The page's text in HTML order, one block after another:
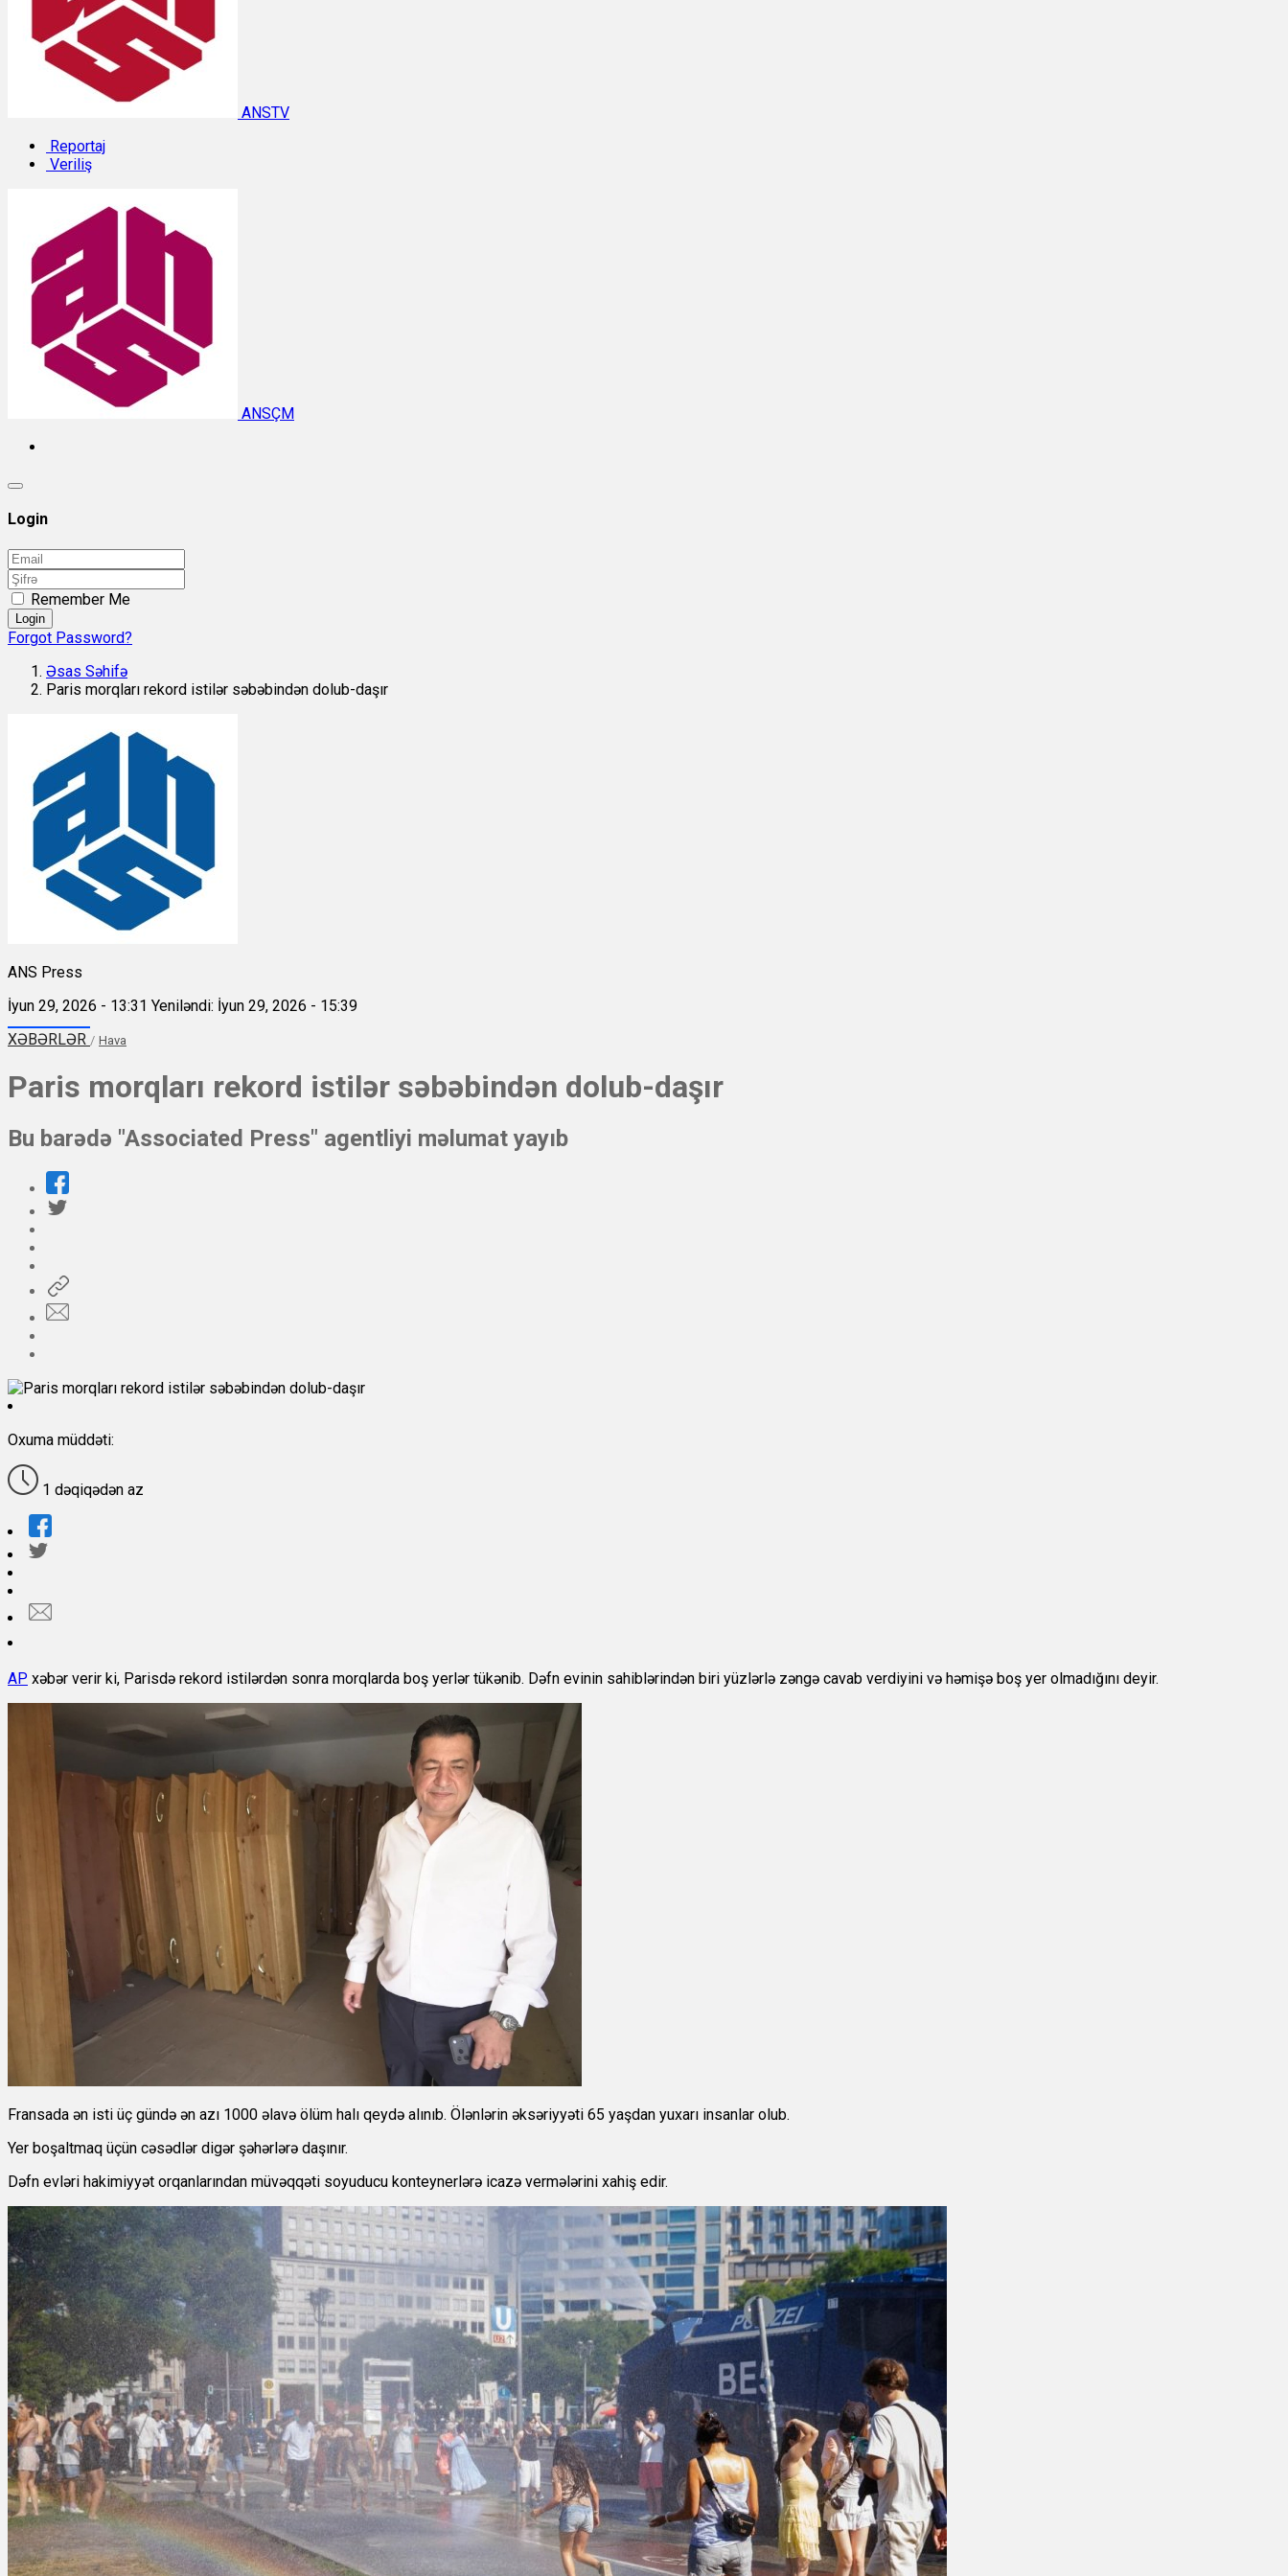
ANSTV
Reportaj
Veriliş
ANSÇM
Login
Remember Me
Login
Forgot Password?
Əsas Səhifə
Paris morqları rekord istilər səbəbindən dolub-daşır
ANS Press
İyun 29, 2026 - 13:31 Yeniləndi: İyun 29, 2026 - 15:39
XƏBƏRLƏR / Hava
Paris morqları rekord istilər səbəbindən dolub-daşır
Bu barədə "Associated Press" agentliyi məlumat yayıb
Oxuma müddəti:
1 dəqiqədən az
AP xəbər verir ki, Parisdə rekord istilərdən sonra morqlarda boş yerlər tükənib. Dəfn evinin sahiblərindən biri yüzlərlə zəngə cavab verdiyini və həmişə boş yer olmadığını deyir.
Fransada ən isti üç gündə ən azı 1000 əlavə ölüm halı qeydə alınıb. Ölənlərin əksəriyyəti 65 yaşdan yuxarı insanlar olub.
Yer boşaltmaq üçün cəsədlər digər şəhərlərə daşınır.
Dəfn evləri hakimiyyət orqanlarından müvəqqəti soyuducu konteynerlərə icazə vermələrini xahiş edir.